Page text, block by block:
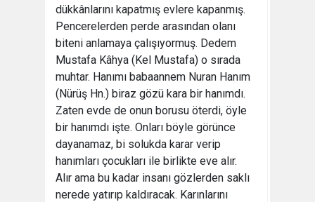
dükkânlarını kapatmış evlere kapanmış.
Pencerelerden perde arasından olanı
biteni anlamaya çalışıyormuş. Dedem
Mustafa Kâhya (Kel Mustafa) o sırada
muhtar. Hanımı babaannem Nuran Hanım
(Nürüş Hn.) biraz gözü kara bir hanımdı.
Zaten evde de onun borusu öterdi, öyle
bir hanımdı işte. Onları böyle görünce
dayanamaz, bi solukda karar verip
hanımları çocukları ile birlikte eve alır.
Alır ama bu kadar insanı gözlerden saklı
nerede yatırıp kaldıracak. Karınlarını